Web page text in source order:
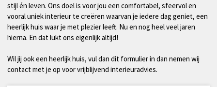
stijl én leven. Ons doel is voor jou een comfortabel, sfeervol en
vooral uniek interieur te creëren waarvan je iedere dag geniet, een
heerlijk huis waar je met plezier leeft. Nu en nog heel veel jaren
hierna. En dat lukt ons eigenlijk altijd!
Wil jij ook een heerlijk huis, vul dan dit formulier in dan nemen wij
contact met je op voor vrijblijvend interieuradvies.